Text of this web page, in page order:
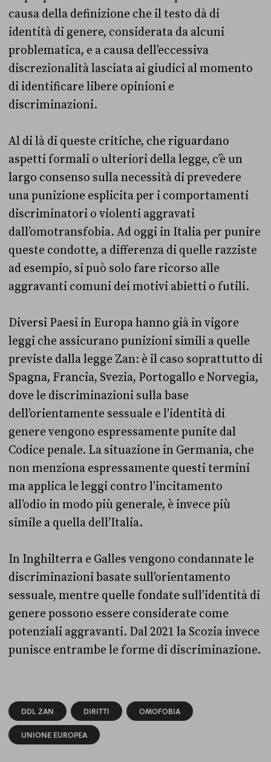
causa della definizione che il testo dà di
identità di genere, considerata da alcuni
problematica, e a causa dell’eccessiva
discrezionalità lasciata ai giudici al momento
di identificare libere opinioni e
discriminazioni.
Al di là di queste critiche, che riguardano
aspetti formali o ulteriori della legge, c’è un
largo consenso sulla necessità di prevedere
una punizione esplicita per i comportamenti
discriminatori o violenti aggravati
dall’omotransfobia. Ad oggi in Italia per punire
queste condotte, a differenza di quelle razziste
ad esempio, si può solo fare ricorso alle
aggravanti comuni dei motivi abietti o futili.
Diversi Paesi in Europa hanno già in vigore
leggi che assicurano punizioni simili a quelle
previste dalla legge Zan: è il caso soprattutto di
Spagna, Francia, Svezia, Portogallo e Norvegia,
dove le discriminazioni sulla base
dell’orientamente sessuale e l’identità di
genere vengono espressamente punite dal
Codice penale. La situazione in Germania, che
non menziona espressamente questi termini
ma applica le leggi contro l’incitamento
all’odio in modo più generale, è invece più
simile a quella dell’Italia.
In Inghilterra e Galles vengono condannate le
discriminazioni basate sull’orientamento
sessuale, mentre quelle fondate sull’identità di
genere possono essere considerate come
potenziali aggravanti. Dal 2021 la Scozia invece
punisce entrambe le forme di discriminazione.
DDL ZAN DIRITTI OMOFOBIA
UNIONE EUROPEA